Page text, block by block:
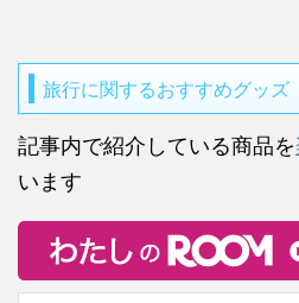
旅行に関するおすすめグッズ
記事内で紹介している商品を
います